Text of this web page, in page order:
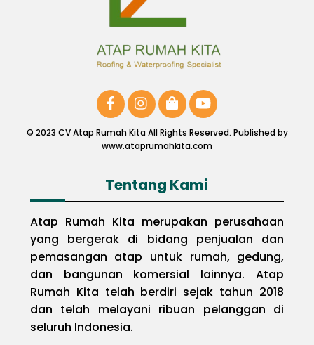
© 2023 CV Atap Rumah Kita All Rights Reserved. Published by
www.ataprumahkita.com
Tentang Kami
Atap Rumah Kita merupakan perusahaan
yang bergerak di bidang penjualan dan
pemasangan atap untuk rumah, gedung,
dan bangunan komersial lainnya. Atap
Rumah Kita telah berdiri sejak tahun 2018
dan telah melayani ribuan pelanggan di
seluruh Indonesia.